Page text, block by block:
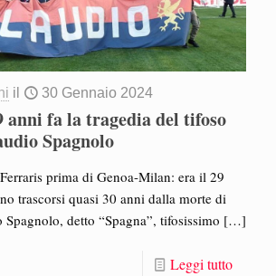
il 30 Gennaio 2024
anni fa la tragedia del tifoso
Spagnolo
prima di Genoa-Milan: era il 29
trascorsi quasi 30 anni dalla morte di
detto “Spagna”, tifosissimo […]
Leggi tutto